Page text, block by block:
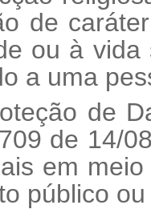
de
ou à
a uma
de
de 14/
em
público